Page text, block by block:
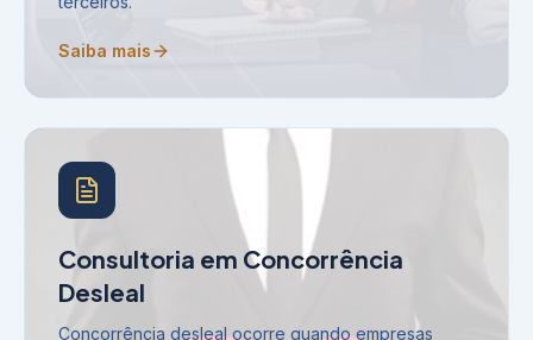
Saiba mais
Consultoria em Concorrência
Desleal
Concorrência desleal ocorre quando empresas